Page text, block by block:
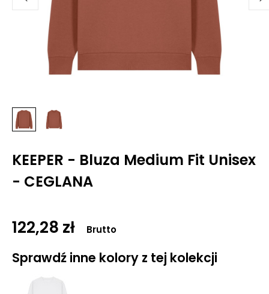
KEEPER - Bluza Medium Fit Unisex
- CEGLANA
122,28 zł Brutto
Sprawdź inne kolory z tej kolekcji